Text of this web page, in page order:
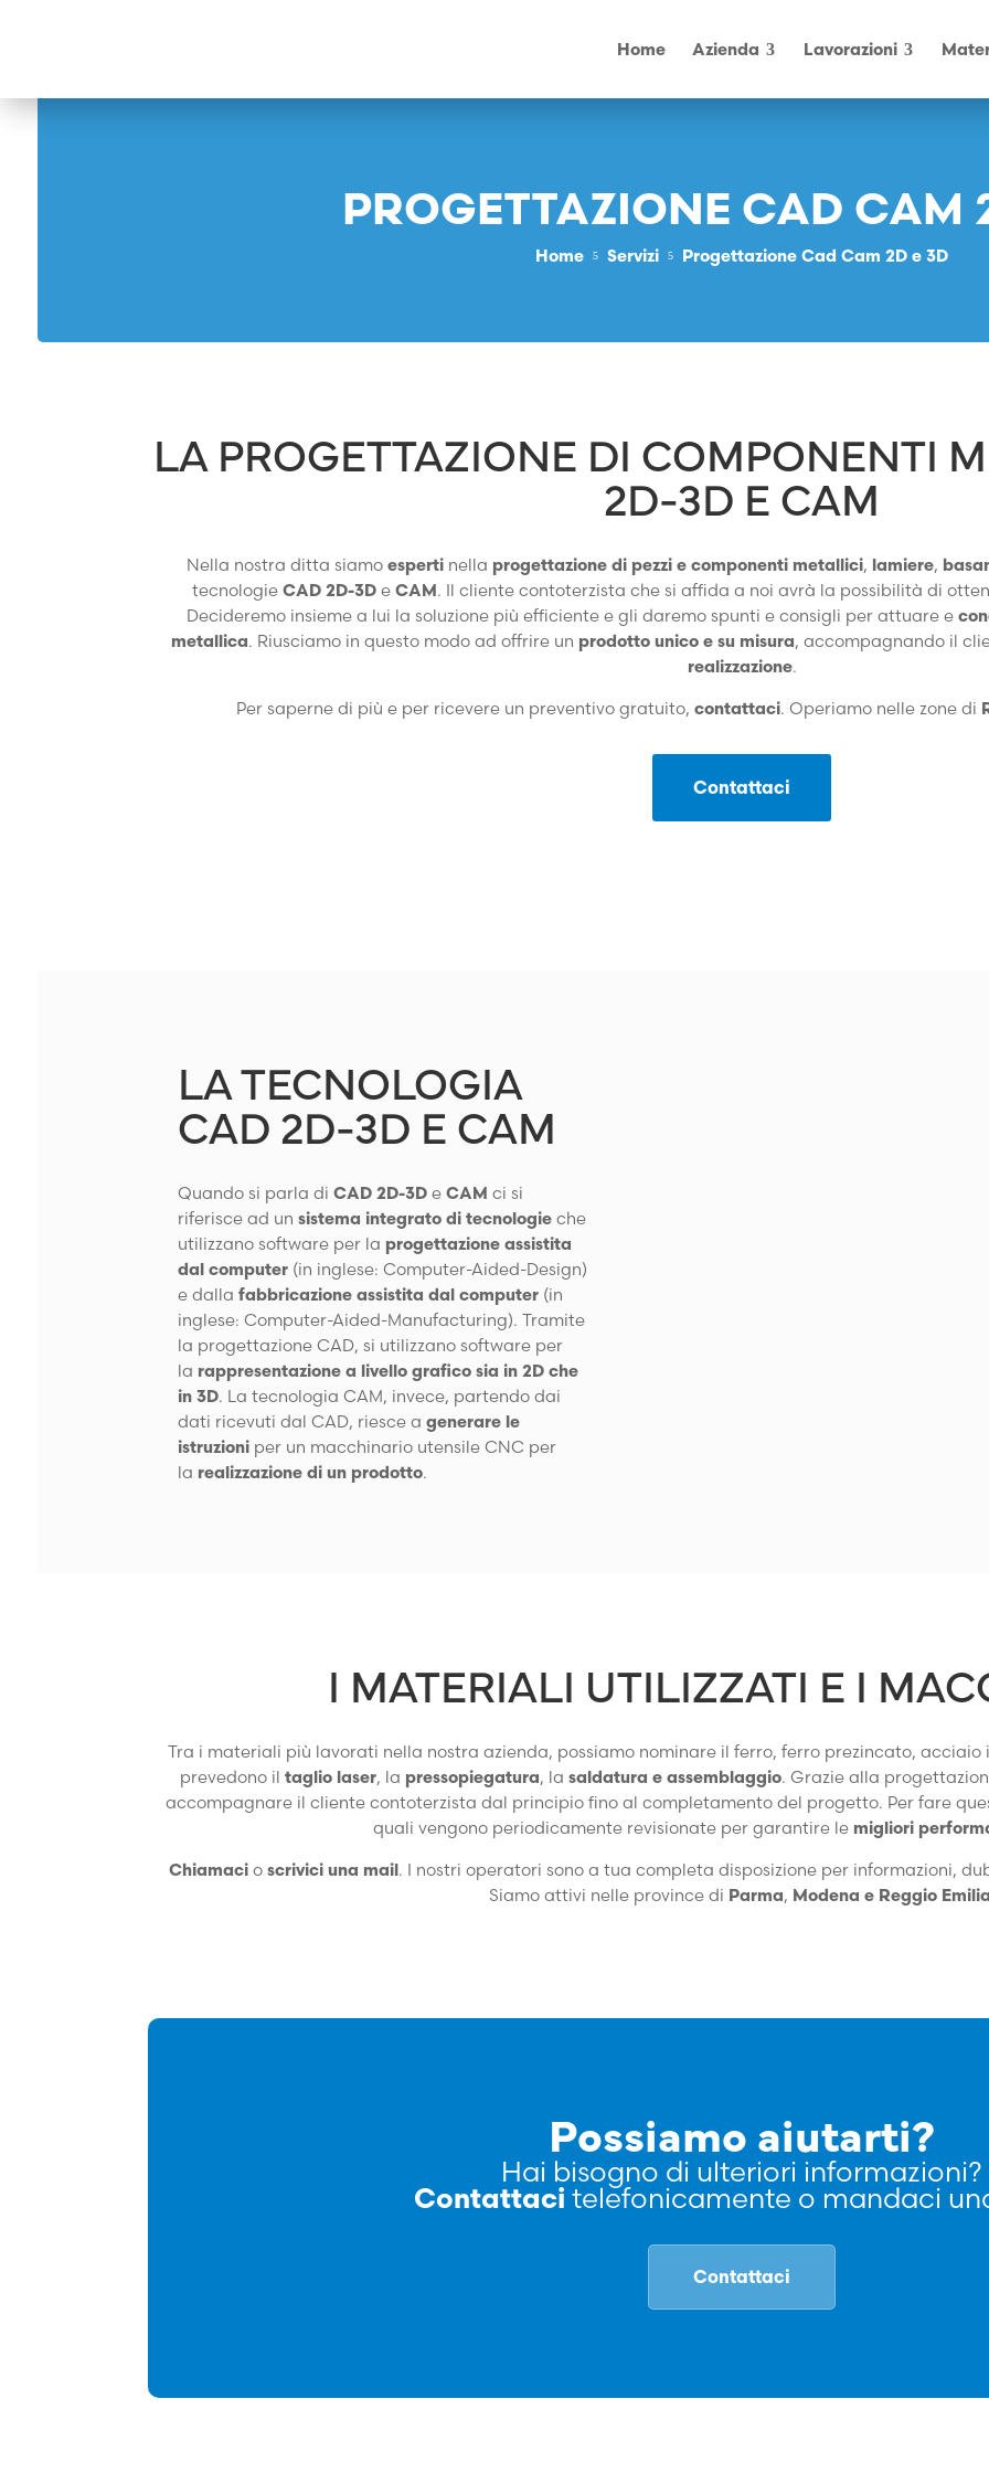
Home Azienda Lavorazioni
PROGETTAZIONE CAD CAM
Home 5 Servizi 5 Progettazione Cad Cam 2D e 3D
LA PROGETTAZIONE DI COMPONENTI
2D-3D E CAM
Nella nostra ditta siamo esperti nella progettazione di pezzi e componenti metallici, lamiere,
tecnologie CAD 2D-3D e CAM. Il cliente contoterzista che si affida a noi avrà la possibilità di
Decideremo insieme a lui la soluzione più efficiente e gli daremo spunti e consigli per attuare e
metallica. Riusciamo in questo modo ad offrire un prodotto unico e su misura, accompagnando il
realizzazione.
Per saperne di più e per ricevere un preventivo gratuito, contattaci. Operiamo nelle zone di
Contattaci
LA TECNOLOGIA
CAD 2D-3D E CAM
Quando si parla diCAD 2D-3D eCAM ci si
riferisce ad unsistema integrato di tecnologie che
utilizzano software per la progettazione assistita
dal computer (in inglese: Computer-Aided-Design)
e dallafabbricazione assistita dal computer (in
inglese: Computer-Aided-Manufacturing). Tramite
la progettazione CAD, si utilizzano software per
la rappresentazione a livello grafico sia in 2D che
in 3D. La tecnologia CAM, invece, partendo dai
dati ricevuti dal CAD, riesce agenerare le
istruzioni per un macchinario utensile CNC per
la realizzazione di un prodotto.
I MATERIALI UTILIZZATI E I
Tra i materiali più lavorati nella nostra azienda, possiamo nominare il ferro, ferro prezincato, acciaio
prevedono il taglio laser, la pressopiegatura, la saldatura e assemblaggio. Grazie alla
accompagnare il cliente contoterzista dal principio fino al completamento del progetto. Per fare
quali vengono periodicamente revisionate per garantire le migliori
Chiamaci o scrivici una mail. I nostri operatori sono a tua completa disposizione per informazioni,
Siamo attivi nelle province di Parma, Modena e Reggio
Possiamo aiutarti?
Hai bisogno di ulteriori informazioni?
Contattaci telefonicamente o mandaci
Contattaci